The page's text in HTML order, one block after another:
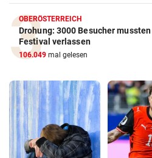
OBERÖSTERREICH
Drohung: 3000 Besucher mussten
Festival verlassen
106.049 mal gelesen